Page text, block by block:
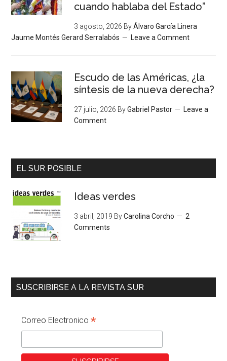
cuando hablaba del Estado”
3 agosto, 2026 ByÁlvaro García Linera
Jaume Montés Gerard Serralabós
Leave a Comment
Escudo de las Américas, ¿la
síntesis de la nueva derecha?
27 julio, 2026 ByGabriel Pastor
Leave a
Comment
EL SUR POSIBLE
Ideas verdes
3 abril, 2019 ByCarolina Corcho
2
Comments
SUSCRIBIRSE A LA REVISTA SUR
Correo Electronico*